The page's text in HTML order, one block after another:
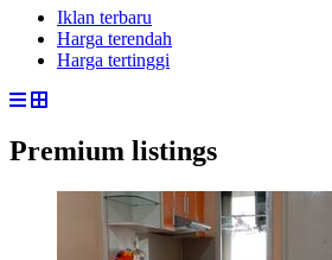
Iklan terbaru
Harga terendah
Harga tertinggi
Premium listings